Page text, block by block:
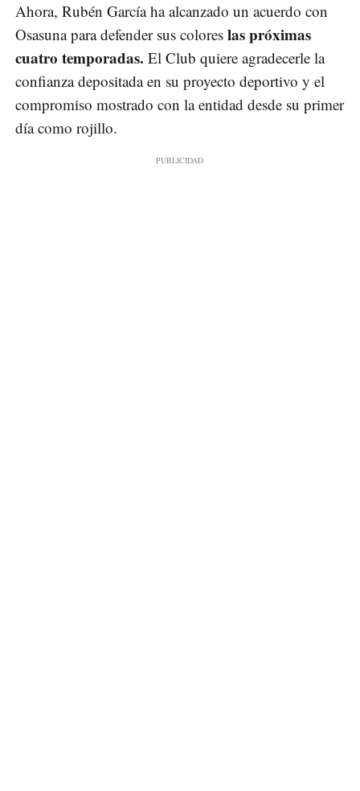
Ahora, Rubén García ha alcanzado un acuerdo con
Osasuna para defender sus colores las próximas
cuatro temporadas. El Club quiere agradecerle la
confianza depositada en su proyecto deportivo y el
compromiso mostrado con la entidad desde su primer
día como rojillo.